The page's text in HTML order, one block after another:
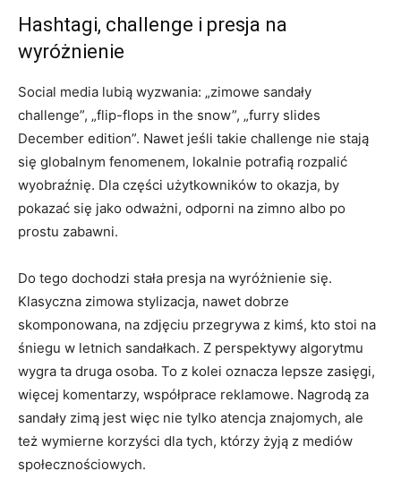
Hashtagi, challenge i presja na
wyróżnienie
Social media lubią wyzwania: „zimowe sandały
challenge”, „flip-flops in the snow”, „furry slides
December edition”. Nawet jeśli takie challenge nie stają
się globalnym fenomenem, lokalnie potrafią rozpalić
wyobraźnię. Dla części użytkowników to okazja, by
pokazać się jako odważni, odporni na zimno albo po
prostu zabawni.
Do tego dochodzi stała presja na wyróżnienie się.
Klasyczna zimowa stylizacja, nawet dobrze
skomponowana, na zdjęciu przegrywa z kimś, kto stoi na
śniegu w letnich sandałkach. Z perspektywy algorytmu
wygra ta druga osoba. To z kolei oznacza lepsze zasięgi,
więcej komentarzy, współprace reklamowe. Nagrodą za
sandały zimą jest więc nie tylko atencja znajomych, ale
też wymierne korzyści dla tych, którzy żyją z mediów
społecznościowych.